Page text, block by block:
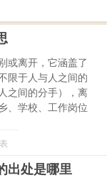
或离开，它涵盖了
限于人与人之间的
之间的分手），离
、学校、工作岗位
出处是哪里